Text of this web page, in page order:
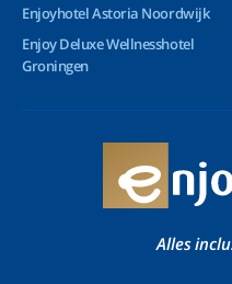
Enjoyhotel Astoria Noordwijk
Enjoy Deluxe Wellnesshotel
Groningen
Alles